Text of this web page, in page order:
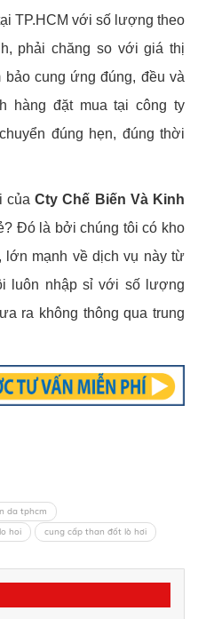
TP.HCM với số lượng theo
phải chăng so với giá thị
cung ứng đúng, đều và
hàng đặt mua tại công ty
đúng hẹn, đúng thời
củaCty Chế Biến Và Kinh
Đó là bởi chúng tôi có kho
lớn mạnh về dịch vụ này từ
luôn nhập sỉ với số lượng
ra không thông qua trung
da tphcm
hoi cung cấp than đốt lò hơi